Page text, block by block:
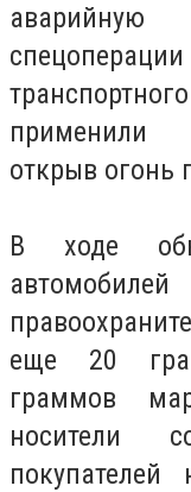
применили
открыв огонь
В ходе
еще 20
граммов
носители